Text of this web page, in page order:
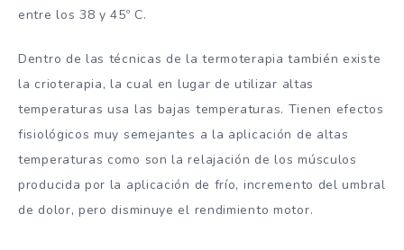
entre los 38 y 45º C.
Dentro de las técnicas de la termoterapia también existe
la crioterapia, la cual en lugar de utilizar altas
temperaturas usa las bajas temperaturas. Tienen efectos
fisiológicos muy semejantes a la aplicación de altas
temperaturas como son la relajación de los músculos
producida por la aplicación de frío, incremento del umbral
de dolor, pero disminuye el rendimiento motor.